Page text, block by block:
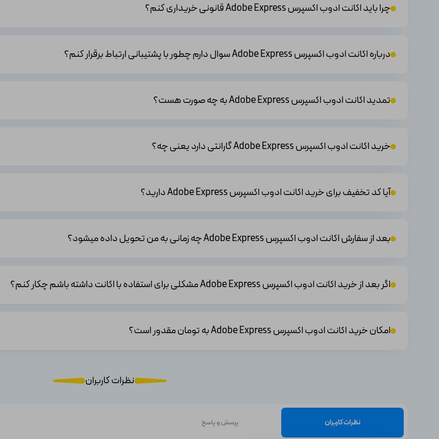
●فونت‌ها:این اشتراک از ادوب اکسپرس هزاران فونت مختلف را برای نوشتن متون زیبا روی عکس‌ها و ویدیوها برای کاربران خود در نظر
4) ذخیره‌سازی 100 گیگابایت
ذخیره کنید و در صورت نیاز به آن دسترسی داشته باشید.
درآمدتان را افزایش دهید.
● این برنامه رابط کاربری بسیار ساده و آسانی دارد و برای افراد مختلف با سطح مهارت‌های گوناگون کاربردی می‌باشد.
ابزاری قدرتمند برای خلق شاهکارهای هنری)
2) خریداکانت ریفیس Reface (نرم افزار ویژه
چرا باید اکانت ادوب اکسپرس Adobe Express قانونی خریداری کنم؟
درباره اکانت ادوب اکسپرس Adobe Express سوال دارم چطور با پشتیبانی ارتباط برقرار کنم؟
تمدید اکانت ادوب اکسپرس Adobe Express به چه صورت هست؟
خرید اکانت ادوب اکسپرس Adobe Express گارانتی دارد یعنی چه؟
آیا کد تخفیف برای خرید اکانت ادوب اکسپرس Adobe Express دارید‌؟
بعد از سفارش اکانت ادوب اکسپرس Adobe Express چه زمانی به من تحویل داده میشود؟
اگر بعد از خرید اکانت ادوب اکسپرس Adobe Express مشکلی برای استفاده با اکانت داشته باشم چکار کنم؟
امکان خرید اکانت ادوب اکسپرس Adobe Express به تومان مقدور است؟
نظرات کاربران
نظرات کاربران پرسش و پاسخ